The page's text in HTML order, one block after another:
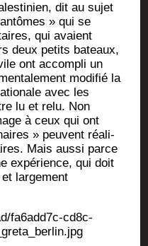
dit au sujet
» qui se
qui avaient
deux petits bateaux,
ont accom­pli un
modi­fié la
avec les
lu et relu. Non
à ceux qui ont
» peuvent réa­li­
Mais aus­si parce
expé­rience, qui doit
lar­ge­ment
fa6add7c-cd8c-